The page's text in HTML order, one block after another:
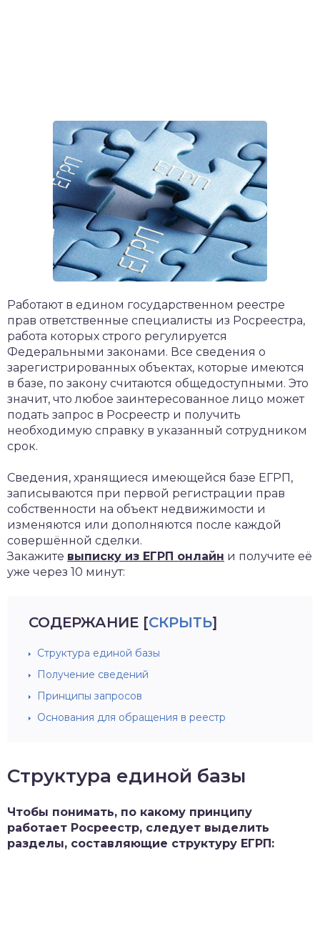
Работают в едином государственном реестре
прав ответственные специалисты из Росреестра,
работа которых строго регулируется
Федеральными законами. Все сведения о
зарегистрированных объектах, которые имеются
в базе, по закону считаются общедоступными. Это
значит, что любое заинтересованное лицо может
подать запрос в Росреестр и получить
необходимую справку в указанный сотрудником
срок.
Сведения, хранящиеся имеющейся базе ЕГРП,
записываются при первой регистрации прав
собственности на объект недвижимости и
изменяются или дополняются после каждой
совершённой сделки.
Закажите выписку из ЕГРП онлайн и получите её
уже через 10 минут:
СОДЕРЖАНИЕ [СКРЫТЬ]
Структура единой базы
Получение сведений
Принципы запросов
Основания для обращения в реестр
Структура единой базы
Чтобы понимать, по какому принципу
работает Росреестр, следует выделить
разделы, составляющие структуру ЕГРП: